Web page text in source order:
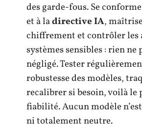
des garde-fous. Se
et à ladirective IA,
chiffrement et contrôler les
systèmes sensibles : rien ne
négligé. Tester
robustesse des modèles,
recalibrer si besoin, voilà le
fiabilité. Aucun modèle
ni totalement neutre.